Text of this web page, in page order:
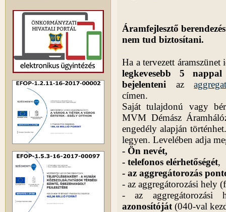
Áramfejlesztő
nem tud biztosítani.
Ha a tervezett áramszünet
legkevesebb 5
bejelenteni az
címen.
Saját tulajdonú vagy
MVM Démász
engedély alapján
legyen. Levelében adja
- Ön nevét,
- telefonos elérhetőségét,
- az aggregátorozás
- az aggregátorozási hely
- az aggregátorozási
azonosítóját (040-val